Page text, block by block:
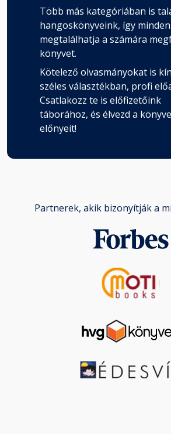
Több más kategóriában is
hangoskönyveink, így
megtalálhatja a számára
könyvet.
Kötelező olvasmányokat is
széles választékban, profi
Csatlakozz te is előfizetőink
táborához, és élvezd a
előnyeit!
Partnerek, akik bizonyítják a